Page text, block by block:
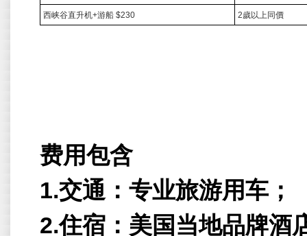
西峡谷直升机+游船 $230 2歲以上同價
费用包含
1.交通：专业旅游用车；
2.住宿：美国当地品牌酒